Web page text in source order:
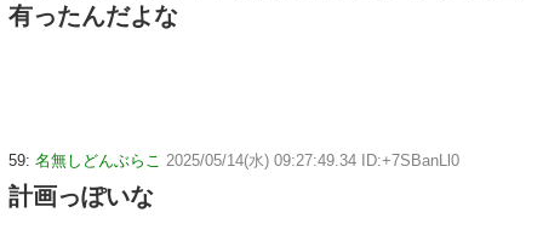
有ったんだよな
59: 名無しどんぶらこ 2025/05/14(水) 09:27:49.34 ID:+7SBanLl0
計画っぽいな